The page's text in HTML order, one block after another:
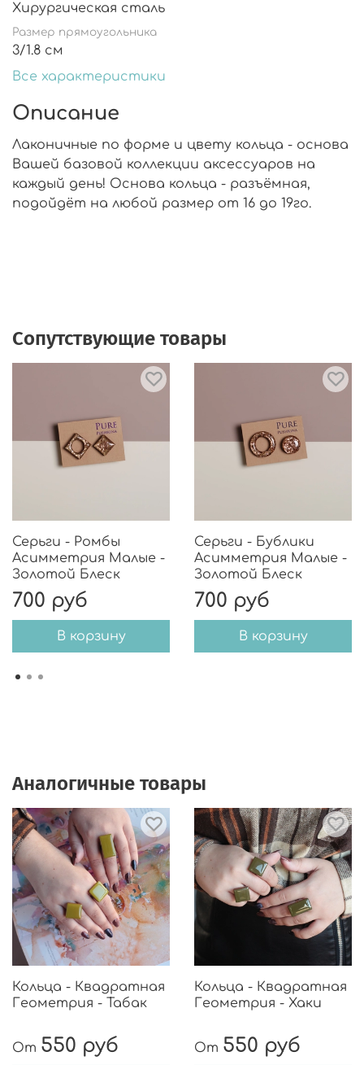
Хирургическая сталь
Размер прямоугольника
3/1.8 см
Все характеристики
Описание
Лаконичные по форме и цвету кольца - основа
Вашей базовой коллекции аксессуаров на
каждый день! Основа кольца - разъёмная,
подойдёт на любой размер от 16 до 19го.
Сопутствующие товары
Серьги - Ромбы
Асимметрия Малые -
Золотой Блеск
700 руб
В корзину
Серьги - Бублики
Асимметрия Малые -
Золотой Блеск
700 руб
В корзину
Аналогичные товары
Кольца - Квадратная
Геометрия - Табак
От 550 руб
Кольца - Квадратная
Геометрия - Хаки
От 550 руб